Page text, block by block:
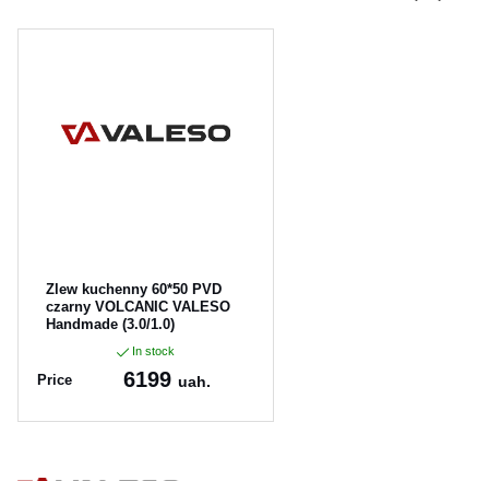
Zlew kuchenny 60*50 PVD
czarny VOLCANIC VALESO
Handmade (3.0/1.0)
In stock
Price 6199 uah.